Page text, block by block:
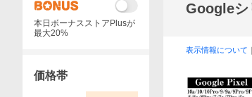
Googleシ
表示情報について
本日ボーナスストアPlusが
最大20%
価格帯